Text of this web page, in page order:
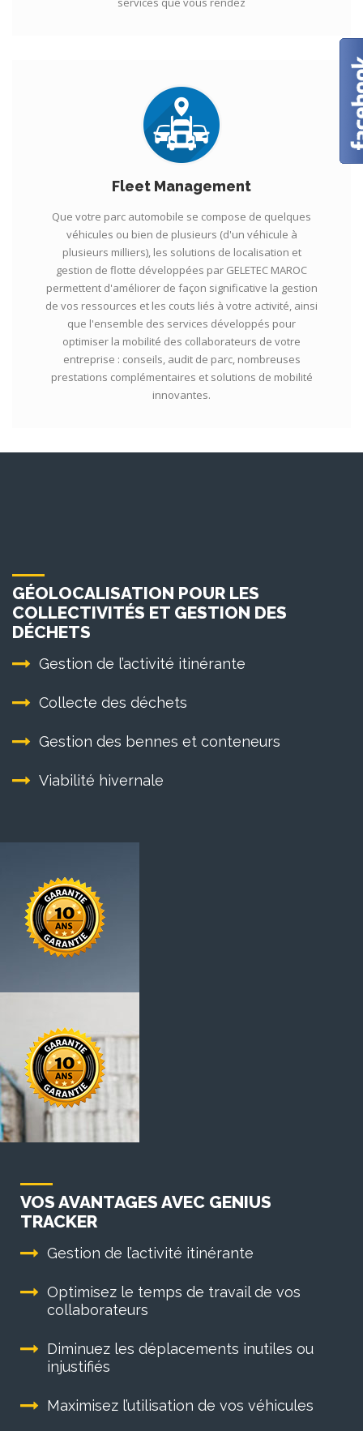
Fleet Management
Que votre parc automobile se compose de quelques
véhicules ou bien de plusieurs (d'un véhicule à
plusieurs milliers), les solutions de localisation et
gestion de flotte développées par GELETEC MAROC
permettent d'améliorer de façon significative la gestion
de vos ressources et les couts liés à votre activité, ainsi
que l'ensemble des services développés pour
optimiser la mobilité des collaborateurs de votre
entreprise : conseils, audit de parc, nombreuses
prestations complémentaires et solutions de mobilité
innovantes.
GÉOLOCALISATION POUR LES
COLLECTIVITÉS ET GESTION DES
DÉCHETS
Gestion de l’activité itinérante
Collecte des déchets
Gestion des bennes et conteneurs
Viabilité hivernale
VOS AVANTAGES AVEC GENIUS
TRACKER
Gestion de l’activité itinérante
Optimisez le temps de travail de vos
collaborateurs
Diminuez les déplacements inutiles ou
injustifiés
Maximisez l’utilisation de vos véhicules